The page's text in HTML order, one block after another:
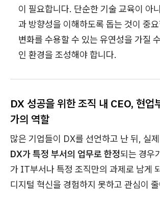
이 필요합니다. 단순한 기술 교육이 아
과 방향성을 이해하도록 돕는 것이 중
변화를 수용할 수 있는 유연성을 가질
인 환경을 조성해야 합니다.
DX 성공을 위한조직 내 CEO, 현업
가의 역할
많은 기업들이 DX를 선언하고 난 뒤, 실
DX가 특정 부서의 업무로 한정되는 경우
가 IT부서나 특정 조직만의 과제로 남게
디지털 혁신을 경험하지 못하고 관심이